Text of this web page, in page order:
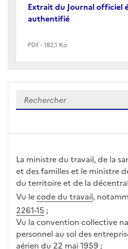
Extrait du Journal officiel
authentifié
PDF - 182,1 Ko
La ministre du travail, de la
et des familles et le ministre
du territoire et de la
Vu lecode du travail,
2261-15 ;
Vu la convention collective
personnel au sol des
aérien du 22 mai 1959 ;